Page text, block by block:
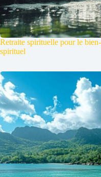
Retraite spirituelle pour le
spirituel